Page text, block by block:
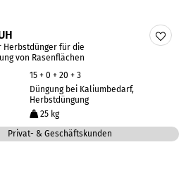
Herbstdünger für die
von Rasenflächen
15 + 0 + 20 + 3
Düngung bei Kaliumbedarf,
Herbstdüngung
25 kg
Privat- & Geschäftskunden